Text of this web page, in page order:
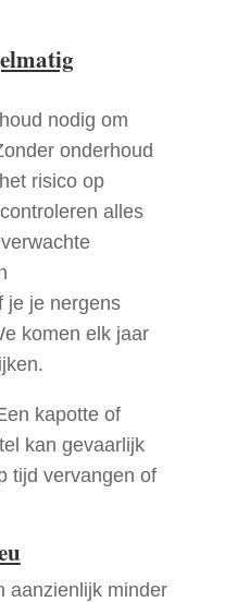
nodig om
onderhoud
risico op
alles
je je nergens
komen elk jaar
kapotte of
kan gevaarlijk
tijd vervangen of
aanzienlijk minder